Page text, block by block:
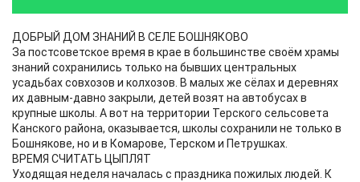
ДОБРЫЙ ДОМ ЗНАНИЙ В СЕЛЕ БОШНЯКОВО
За постсоветское время в крае в большинстве своём храмы
знаний сохранились только на бывших центральных
усадьбах совхозов и колхозов. В малых же сёлах и деревнях
их давным-давно закрыли, детей возят на автобусах в
крупные школы. А вот на территории Терского сельсовета
Канского района, оказывается, школы сохранили не только в
Бошнякове, но и в Комарове, Терском и Петрушках.
ВРЕМЯ СЧИТАТЬ ЦЫПЛЯТ
Уходящая неделя началась с праздника пожилых людей. К